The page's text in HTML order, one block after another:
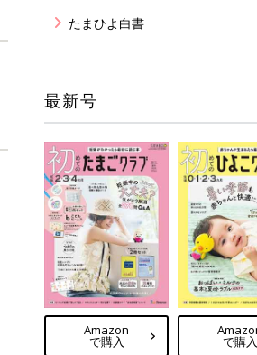
たまひよ白書
最新号
Amazon
で購入 で購入